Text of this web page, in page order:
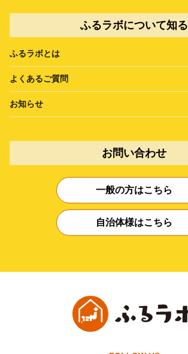
ふるラボについて知る
ふるラボとは
よくあるご質問
お知らせ
お問い合わせ
一般の方はこちら
自治体様はこちら